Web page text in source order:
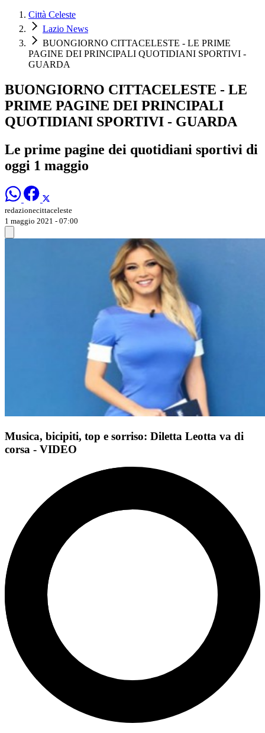
Città Celeste
Lazio News
BUONGIORNO CITTACELESTE - LE PRIME
PAGINE DEI PRINCIPALI QUOTIDIANI SPORTIVI -
GUARDA
BUONGIORNO CITTACELESTE - LE
PRIME PAGINE DEI PRINCIPALI
QUOTIDIANI SPORTIVI - GUARDA
Le prime pagine dei quotidiani sportivi di
oggi 1 maggio
redazionecittaceleste
1 maggio 2021 - 07:00
Musica, bicipiti, top e sorriso: Diletta Leotta va di
corsa - VIDEO